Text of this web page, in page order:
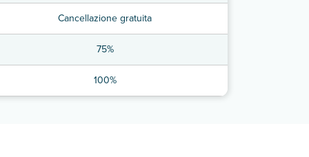
Cancellazione gratuita
75%
100%